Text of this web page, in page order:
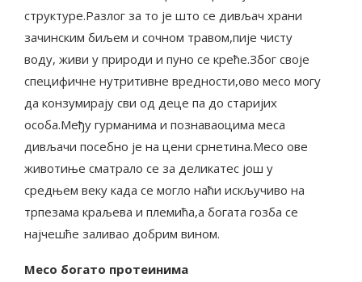
структуре.Разлог за то је што се дивљач храни
зачинским биљем и сочном травом,пије чисту
воду, живи у природи и пуно се креће.Због своје
специфичне нутритивне вредности,ово месо могу
да конзумирају сви од деце па до старијих
особа.Међу гурманима и познаваоцима меса
дивљачи посебно је на цени срнетина.Месо ове
животиње сматрало се за деликатес још у
средњем веку када се могло наћи искључиво на
трпезама краљева и племића,а богата гозба се
најчешће заливао добрим вином.
Месо богато протеинима